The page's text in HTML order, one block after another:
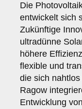
Die
entwickelt sich
Zukünftige
ultradünne
höhere
flexible und
die sich
Ragow
Entwicklung